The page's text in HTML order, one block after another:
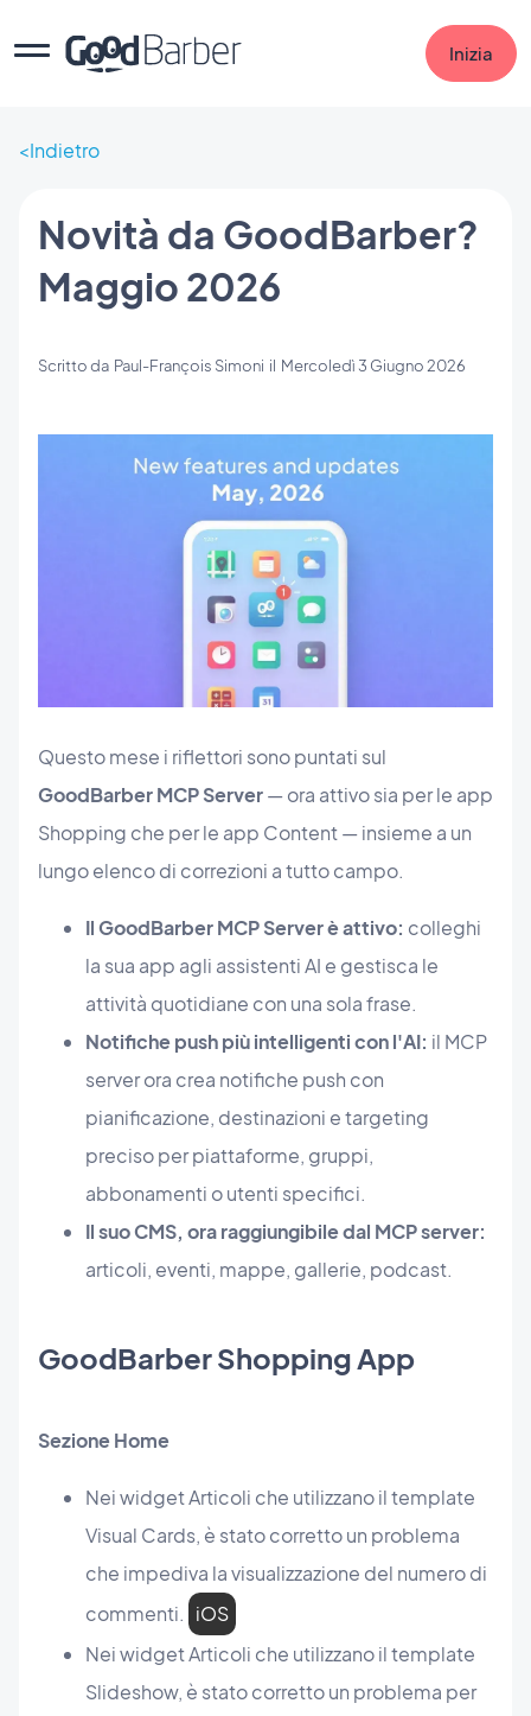
Inizia
Indietro
Novità da GoodBarber?
Maggio 2026
Scritto da Paul-François Simoni il Mercoledì 3 Giugno 2026
Questo mese i riflettori sono puntati sul
GoodBarber MCP Server— ora attivo sia per le app
Shopping che per le app Content — insieme a un
lungo elenco di correzioni a tutto campo.
Il GoodBarber MCP Server è attivo: colleghi
la sua app agli assistenti AI e gestisca le
attività quotidiane con una sola frase.
Notifiche push più intelligenti con l'AI: il MCP
server ora crea notifiche push con
pianificazione, destinazioni e targeting
preciso per piattaforme, gruppi,
abbonamenti o utenti specifici.
Il suo CMS, ora raggiungibile dal MCP server:
articoli, eventi, mappe, gallerie, podcast.
GoodBarber Shopping App
Sezione Home
Nei widget Articoli che utilizzano il template
Visual Cards, è stato corretto un problema
che impediva la visualizzazione del numero di
commenti. iOS
Nei widget Articoli che utilizzano il template
Slideshow, è stato corretto un problema per